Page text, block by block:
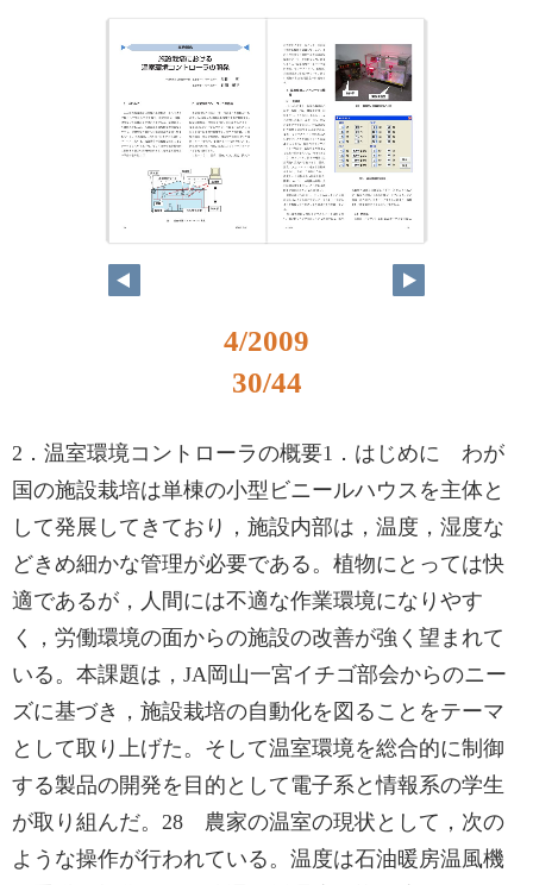
4/2009
30/44
2．温室環境コントローラの概要1．はじめに わが
国の施設栽培は単棟の小型ビニールハウスを主体と
して発展してきており，施設内部は，温度，湿度な
どきめ細かな管理が必要である。植物にとっては快
適であるが，人間には不適な作業環境になりやす
く，労働環境の面からの施設の改善が強く望まれて
いる。本課題は，JA岡山一宮イチゴ部会からのニー
ズに基づき，施設栽培の自動化を図ることをテーマ
として取り上げた。そして温室環境を総合的に制御
する製品の開発を目的として電子系と情報系の学生
が取り組んだ。28 農家の温室の現状として，次の
ような操作が行われている。温度は石油暖房温風機